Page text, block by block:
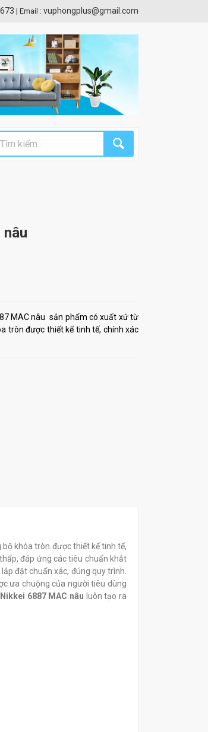
| Email : vuphongplus@gmail.com
MAC nâu sản phẩm có xuất xứ từ
tròn được thiết kế tinh tế, chính xác
khóa tròn được thiết kế tinh tế,
đáp ứng các tiêu chuẩn khắt
đặt chuẩn xác, đúng quy trình.
ưa chuộng của người tiêu dùng
6887 MAC nâu luôn tạo ra